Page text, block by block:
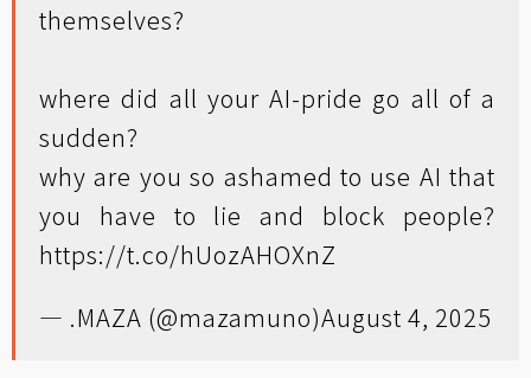
themselves?
where did all your AI-pride go all of a
sudden?
why are you so ashamed to use AI that
you have to lie and block people?
https://t.co/hUozAHOXnZ
— .MAZA (@mazamuno)August 4, 2025